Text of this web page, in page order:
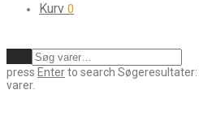
Kurv 0
press Enterto search Søgeresultater:
varer.